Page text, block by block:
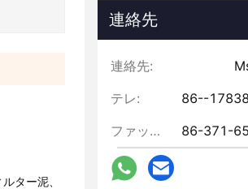
ター泥、
連絡先
連絡先:
テレ:
86--
ファックス:
86-371-